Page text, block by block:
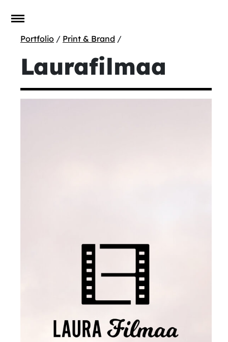
Portfolio / Print & Brand /
Laurafilmaa